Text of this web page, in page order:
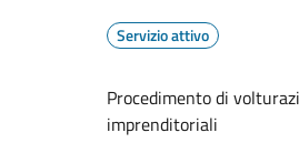
Servizio attivo
Procedimento di
imprenditoriali